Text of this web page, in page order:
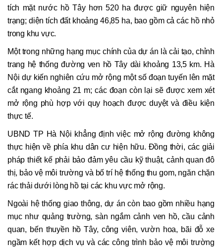
tích mặt nước hồ Tây hơn 520 ha được giữ nguyên hiện
trạng; diện tích đất khoảng 46,85 ha, bao gồm cả các hồ nhỏ
trong khu vực.
Một trong những hạng mục chính của dự án là cải tạo, chỉnh
trang hệ thống đường ven hồ Tây dài khoảng 13,5 km. Hà
Nội dự kiến nghiên cứu mở rộng một số đoạn tuyến lên mặt
cắt ngang khoảng 21 m; các đoạn còn lại sẽ được xem xét
mở rộng phù hợp với quy hoạch được duyệt và điều kiện
thực tế.
UBND TP Hà Nội khẳng định việc mở rộng đường không
thực hiện về phía khu dân cư hiện hữu. Đồng thời, các giải
pháp thiết kế phải bảo đảm yêu cầu kỹ thuật, cảnh quan đô
thị, bảo vệ môi trường và bố trí hệ thống thu gom, ngăn chặn
rác thải dưới lòng hồ tại các khu vực mở rộng.
Ngoài hệ thống giao thông, dự án còn bao gồm nhiều hạng
mục như quảng trường, sàn ngắm cảnh ven hồ, cầu cảnh
quan, bến thuyền hồ Tây, công viên, vườn hoa, bãi đỗ xe
ngầm kết hợp dịch vụ và các công trình bảo vệ môi trường